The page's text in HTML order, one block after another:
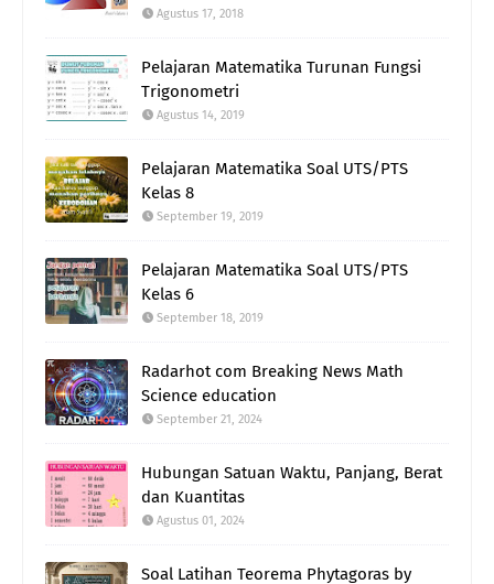
Agustus 17, 2018
Pelajaran Matematika Turunan Fungsi
Trigonometri
Agustus 14, 2019
Pelajaran Matematika Soal UTS/PTS
Kelas 8
September 19, 2019
Pelajaran Matematika Soal UTS/PTS
Kelas 6
September 18, 2019
Radarhot com Breaking News Math
Science education
September 21, 2024
Hubungan Satuan Waktu, Panjang, Berat
dan Kuantitas
Agustus 01, 2024
Soal Latihan Teorema Phytagoras by